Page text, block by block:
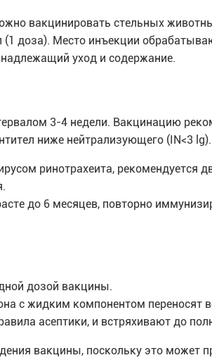
вакцинировать стельных
доза). Место инъекции
уход и содержание.
3-4 недели. Вакцинацию
ниже нейтрализующего (IN<3 lg).
ринотрахеита, рекомендуется
до 6 месяцев, повторно
дозой вакцины.
с жидким компонентом переносят
асептики, и встряхивают до
вакцины, поскольку это может